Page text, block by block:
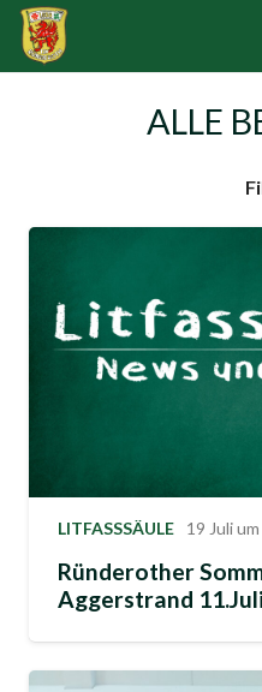
ALLE
LITFASSSÄULE 19 Juli
Ründerother
Aggerstrand